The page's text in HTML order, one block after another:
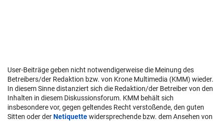
User-Beiträge geben nicht notwendigerweise die Meinung des
Betreibers/der Redaktion bzw. von Krone Multimedia (KMM) wieder.
In diesem Sinne distanziert sich die Redaktion/der Betreiber von den
Inhalten in diesem Diskussionsforum. KMM behält sich
insbesondere vor, gegen geltendes Recht verstoßende, den guten
Sitten oder derNetiquettewidersprechende bzw. dem Ansehen von